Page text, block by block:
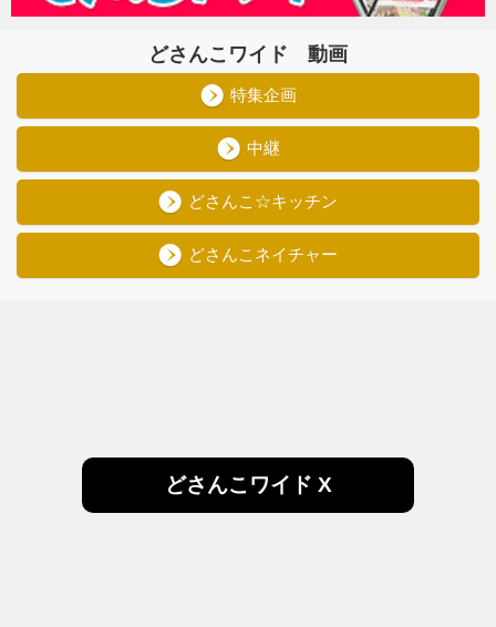
どさんこワイド 動画
特集企画
中継
どさんこ☆キッチン
どさんこネイチャー
どさんこワイド X